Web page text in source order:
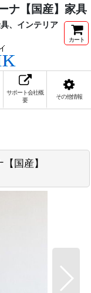
ナ【国産】家具
、インテリア
カート
サポート会社概
要
その他情報
国産】